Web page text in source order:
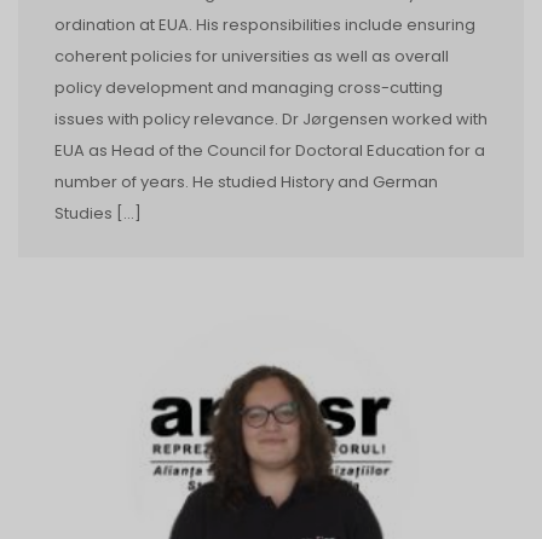
ordination at EUA. His responsibilities include ensuring
coherent policies for universities as well as overall
policy development and managing cross-cutting
issues with policy relevance. Dr Jørgensen worked with
EUA as Head of the Council for Doctoral Education for a
number of years. He studied History and German
Studies […]